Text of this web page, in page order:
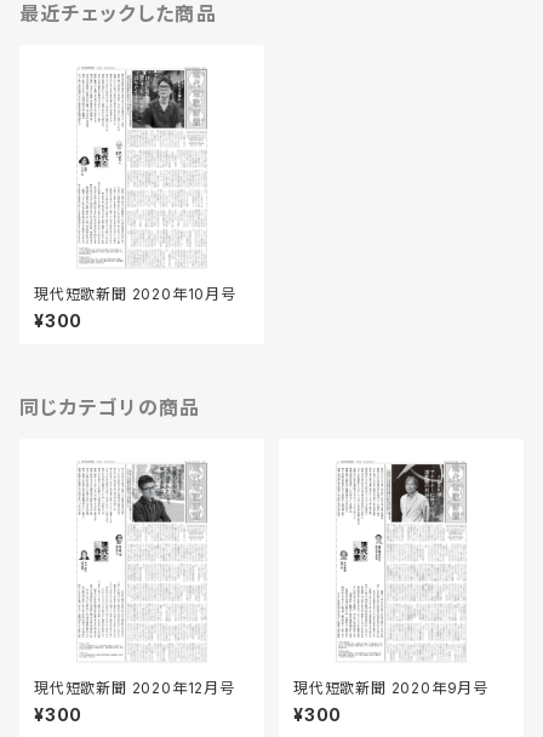
最近チェックした商品
現代短歌新聞 2020年10月号
¥300
同じカテゴリの商品
現代短歌新聞 2020年12月号
¥300
現代短歌新聞 2020年9月号
¥300